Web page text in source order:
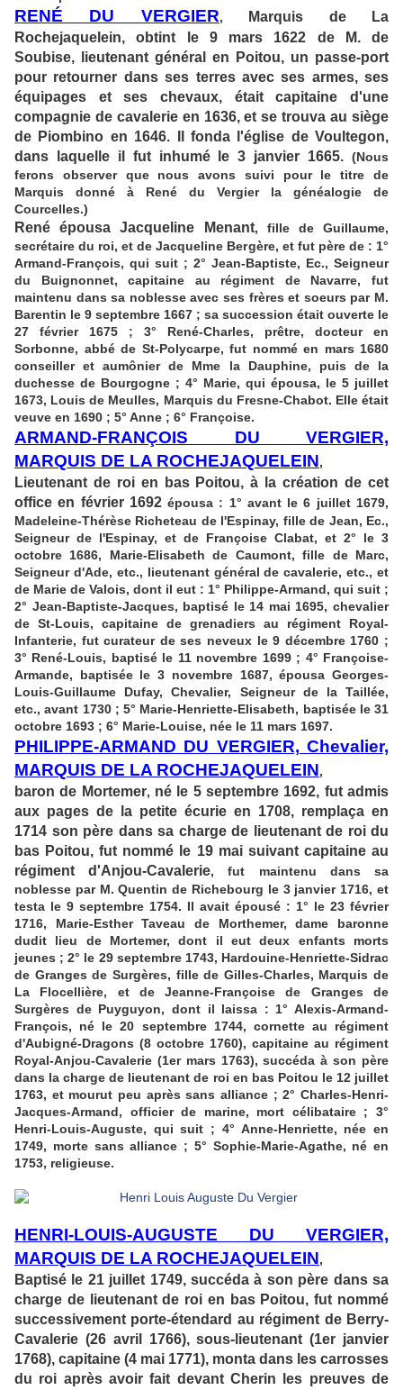
RENÉ DU VERGIER,
Marquis de La
Rochejaquelein, obtint le 9 mars 1622 de M. de
Soubise, lieutenant général en Poitou, un passe-port
pour retourner dans ses terres avec ses armes, ses
équipages et ses chevaux, était capitaine d'une
compagnie de cavalerie en 1636, et se trouva au siège
de Piombino en 1646. Il fonda l'église de Voultegon,
dans laquelle il fut inhumé le 3 janvier 1665. (Nous
ferons observer que nous avons suivi pour le titre de
Marquis donné à René du Vergier la généalogie de
Courcelles.)
René épousa Jacqueline Menant, fille de Guillaume,
secrétaire du roi, et de Jacqueline Bergère, et fut père de : 1°
Armand-François, qui suit ; 2° Jean-Baptiste, Ec., Seigneur
du Buignonnet, capitaine au régiment de Navarre, fut
maintenu dans sa noblesse avec ses frères et soeurs par M.
Barentin le 9 septembre 1667 ; sa succession était ouverte le
27 février 1675 ; 3° René-Charles, prêtre, docteur en
Sorbonne, abbé de St-Polycarpe, fut nommé en mars 1680
conseiller et aumônier de Mme la Dauphine, puis de la
duchesse de Bourgogne ; 4° Marie, qui épousa, le 5 juillet
1673, Louis de Meulles, Marquis du Fresne-Chabot. Elle était
veuve en 1690 ; 5° Anne ; 6° Françoise.
ARMAND-FRANÇOIS DU VERGIER,
MARQUIS DE LA ROCHEJAQUELEIN,
Lieutenant de roi en bas Poitou, à la création de cet
office en février 1692épousa : 1° avant le 6 juillet 1679,
Madeleine-Thérèse Richeteau de l'Espinay, fille de Jean, Ec.,
Seigneur de l'Espinay, et de Françoise Clabat, et 2° le 3
octobre 1686, Marie-Elisabeth de Caumont, fille de Marc,
Seigneur d'Ade, etc., lieutenant général de cavalerie, etc., et
de Marie de Valois, dont il eut : 1° Philippe-Armand, qui suit ;
2° Jean-Baptiste-Jacques, baptisé le 14 mai 1695, chevalier
de St-Louis, capitaine de grenadiers au régiment Royal-
Infanterie, fut curateur de ses neveux le 9 décembre 1760 ;
3° René-Louis, baptisé le 11 novembre 1699 ; 4° Françoise-
Armande, baptisée le 3 novembre 1687, épousa Georges-
Louis-Guillaume Dufay, Chevalier, Seigneur de la Taillée,
etc., avant 1730 ; 5° Marie-Henriette-Elisabeth, baptisée le 31
octobre 1693 ; 6° Marie-Louise, née le 11 mars 1697.
PHILIPPE-ARMAND DU VERGIER, Chevalier,
MARQUIS DE LA ROCHEJAQUELEIN,
baron de Mortemer, né le 5 septembre 1692, fut admis
aux pages de la petite écurie en 1708, remplaça en
1714 son père dans sa charge de lieutenant de roi du
bas Poitou, fut nommé le 19 mai suivant capitaine au
régiment d'Anjou-Cavalerie, fut maintenu dans sa
noblesse par M. Quentin de Richebourg le 3 janvier 1716, et
testa le 9 septembre 1754. Il avait épousé : 1° le 23 février
1716, Marie-Esther Taveau de Morthemer, dame baronne
dudit lieu de Mortemer, dont il eut deux enfants morts
jeunes ; 2° le 29 septembre 1743, Hardouine-Henriette-Sidrac
de Granges de Surgères, fille de Gilles-Charles, Marquis de
La Flocellière, et de Jeanne-Françoise de Granges de
Surgères de Puyguyon, dont il laissa : 1° Alexis-Armand-
François, né le 20 septembre 1744, cornette au régiment
d'Aubigné-Dragons (8 octobre 1760), capitaine au régiment
Royal-Anjou-Cavalerie (1er mars 1763), succéda à son père
dans la charge de lieutenant de roi en bas Poitou le 12 juillet
1763, et mourut peu après sans alliance ; 2° Charles-Henri-
Jacques-Armand, officier de marine, mort célibataire ; 3°
Henri-Louis-Auguste, qui suit ; 4° Anne-Henriette, née en
1749, morte sans alliance ; 5° Sophie-Marie-Agathe, né en
1753, religieuse.
HENRI-LOUIS-AUGUSTE DU VERGIER,
MARQUIS DE LA ROCHEJAQUELEIN,
Baptisé le 21 juillet 1749, succéda à son père dans sa
charge de lieutenant de roi en bas Poitou, fut nommé
successivement porte-étendard au régiment de Berry-
Cavalerie (26 avril 1766), sous-lieutenant (1er janvier
1768), capitaine (4 mai 1771), monta dans les carrosses
du roi après avoir fait devant Cherin les preuves de